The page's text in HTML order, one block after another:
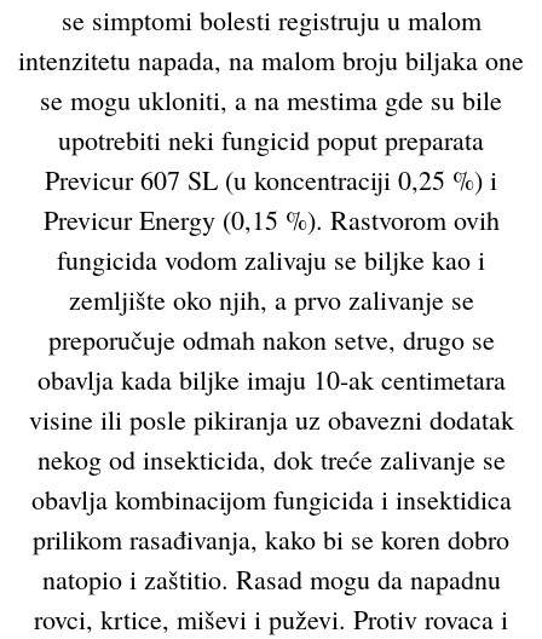
se simptomi bolesti registruju u malom
intenzitetu napada, na malom broju biljaka one
se mogu ukloniti, a na mestima gde su bile
upotrebiti neki fungicid poput preparata
Previcur 607 SL (u koncentraciji 0,25 %) i
Previcur Energy (0,15 %). Rastvorom ovih
fungicida vodom zalivaju se biljke kao i
zemljište oko njih, a prvo zalivanje se
preporučuje odmah nakon setve, drugo se
obavlja kada biljke imaju 10-ak centimetara
visine ili posle pikiranja uz obavezni dodatak
nekog od insekticida, dok treće zalivanje se
obavlja kombinacijom fungicida i insektidica
prilikom rasađivanja, kako bi se koren dobro
natopio i zaštitio. Rasad mogu da napadnu
rovci, krtice, miševi i puževi. Protiv rovaca i